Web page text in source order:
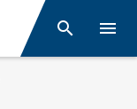
Otsing